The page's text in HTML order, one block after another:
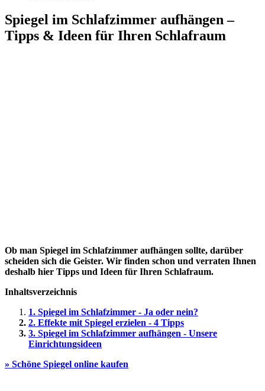
Spiegel im Schlafzimmer aufhängen –
Tipps & Ideen für Ihren Schlafraum
Ob man Spiegel im Schlafzimmer aufhängen sollte, darüber
scheiden sich die Geister. Wir finden schon und verraten Ihnen
deshalb hier Tipps und Ideen für Ihren Schlafraum.
Inhaltsverzeichnis
1. Spiegel im Schlafzimmer - Ja oder nein?
2. Effekte mit Spiegel erzielen - 4 Tipps
3. Spiegel im Schlafzimmer aufhängen - Unsere
Einrichtungsideen
» Schöne Spiegel online kaufen